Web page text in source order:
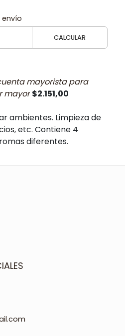
CALCULAR
mayorista para
mayor $2.151,00
ambientes. Limpieza de
etc. Contiene 4
diferentes.